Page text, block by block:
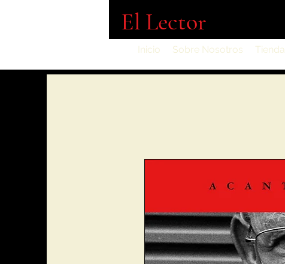
El Lector
Inicio Sobre Nosotros Tienda